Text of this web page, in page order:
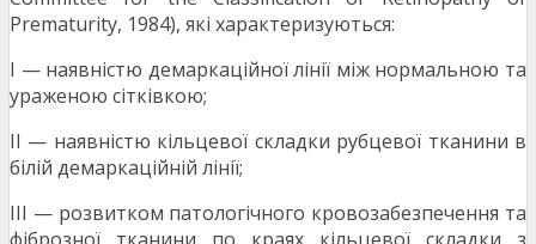
Prematurity, 1984), які характеризуються:
І — наявністю демаркаційної лінії між нормальною та
ураженою сітківкою;
ІІ — наявністю кільцевої складки рубцевої тканини в
білій демаркаційній лінії;
ІІІ — розвитком патологічного кровозабезпечення та